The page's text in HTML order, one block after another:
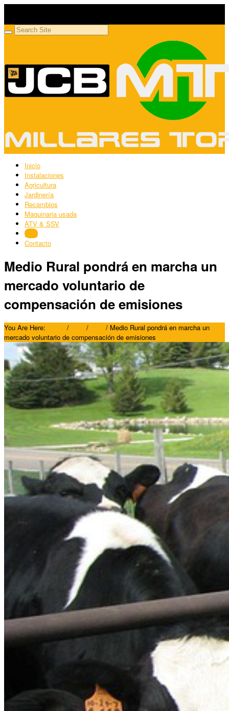
Inicio
Instalaciones
Agricultura
Jardinería
Recambios
Maquinaria usada
ATV & SSV
Blog
Contacto
Medio Rural pondrá en marcha un
mercado voluntario de
compensación de emisiones
You Are Here: / / / Medio Rural pondrá en marcha un
mercado voluntario de compensación de emisiones